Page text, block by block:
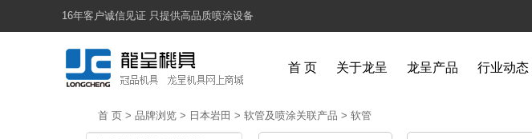
16年客户诚信见证 只提供高品质喷涂设备
首 页 关于龙呈 龙呈产品 行业动态
首 页 > 品牌浏览 > 日本岩田 > 软管及喷涂关联产品 > 软管